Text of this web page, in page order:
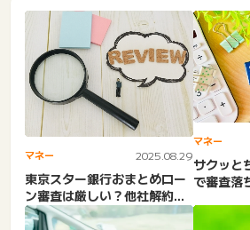
マネー 2025.08.29
東京スター銀行おまとめロー
ン審査は厳しい？他社解約は
必須？｜口コミでわかるメ
マネー
サクッと
で審査落